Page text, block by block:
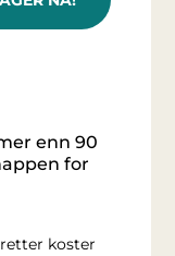
enn 90
for
koster